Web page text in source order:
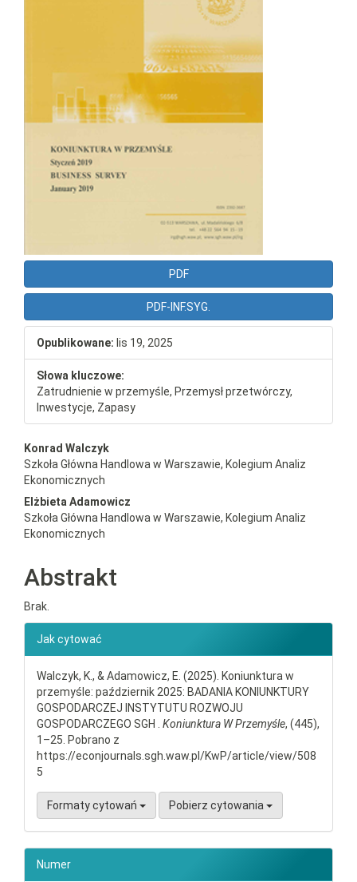
PDF
PDF-INF.SYG.
Opublikowane: lis 19, 2025
Słowa kluczowe:
Zatrudnienie w przemyśle, Przemysł przetwórczy,
Inwestycje, Zapasy
Konrad Walczyk
Szkoła Główna Handlowa w Warszawie, Kolegium Analiz
Ekonomicznych
Elżbieta Adamowicz
Szkoła Główna Handlowa w Warszawie, Kolegium Analiz
Ekonomicznych
Abstrakt
Brak.
Jak cytować
Walczyk, K., & Adamowicz, E. (2025). Koniunktura w
przemyśle: październik 2025: BADANIA KONIUNKTURY
GOSPODARCZEJ INSTYTUTU ROZWOJU
GOSPODARCZEGO SGH . Koniunktura W Przemyśle, (445),
1–25. Pobrano z
https://econjournals.sgh.waw.pl/KwP/article/view/508
5
Formaty cytowań Pobierz cytowania
Numer